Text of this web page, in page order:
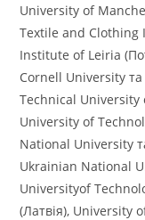
University of
Textile and Clothing
Institute of Leiriа
Cornell University
Technical University
University of
National University
Ukrainian National
Universityof
(Латвія), University